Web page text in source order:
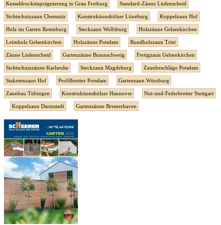
Kesseldruckimprägnierung in Grau Freiburg Standard-Zäune Lüdenscheid
Sichtschutzzaun Chemnitz Konstruktionshölzer Lüneburg Koppelzaun Hof
Holz im Garten Rotenburg Steckzaun Wolfsburg Holzzäune Gelsenkirchen
Leimholz Gelsenkirchen Holzzäune Potsdam Rundholzzaun Trier
Zäune Lüdenscheid Gartenzäune Braunschweig Fertigzaun Gelsenkirchen
Sichtschutzzäune Karlsruhe Steckzaun Magdeburg Zaunbeschläge Potsdam
Staketenzaun Hof Profilbretter Potsdam Gartenzaun Würzburg
Zaunbau Tübingen Konstruktionshölzer Hannover Nut-und-Federbretter Stuttgart
Koppelzaun Darmstadt Gartenzäune Bremerhaven